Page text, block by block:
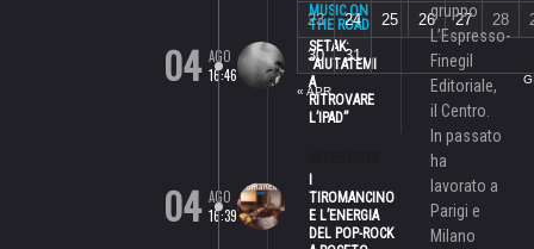
04 AGO
16:46
MUSIC ON
THE ROAD
SETAK:
“AIUTATEMI
A
RITROVARE
L’IPAD”
04 AGO
16:39
TIROMANCINO
E L’ENERGIA
DEL POP-ROCK
« APR
23
24 25 26 27 28
30
31
gruppo
L’Espresso-
Finegil
Editoriale,
il Centro.
In passato
ha
lavorato a
Parigi e
Milano